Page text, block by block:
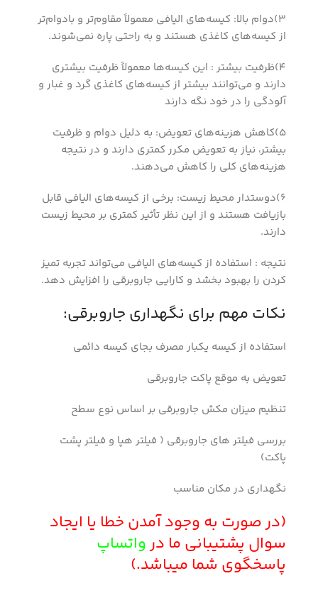
3)دوام بالا: کیسه‌های الیافی معمولاً مقاوم‌تر و بادوام‌تر
از کیسه‌های کاغذی هستند و به راحتی پاره نمی‌شوند.
4)ظرفیت بیشتر : این کیسه‌ها معمولاً ظرفیت بیشتری
دارند و می‌توانند بیشتر از کیسه‌های کاغذی گرد و غبار و
آلودگی را در خود نگه دارند
5)کاهش هزینه‌های تعویض: به دلیل دوام و ظرفیت
بیشتر، نیاز به تعویض مکرر کمتری دارند و در نتیجه
هزینه‌های کلی را کاهش می‌دهند.
6)دوستدار محیط زیست: برخی از کیسه‌های الیافی قابل
بازیافت هستند و از این نظر تأثیر کمتری بر محیط زیست
دارند.
نتیجه : استفاده از کیسه‌های الیافی می‌تواند تجربه تمیز
کردن را بهبود بخشد و کارایی جاروبرقی را افزایش دهد.
نکات مهم برای نگهداری جاروبرقی:
استفاده از کیسه یکبار مصرف بجای کیسه دائمی
تعویض به موقع پاکت جاروبرقی
تنظیم میزان مکش جاروبرقی بر اساس نوع سطح
بررسی فیلتر های جاروبرقی ( فیلتر هپا و فیلتر پشت
پاکت)
نگهداری در مکان مناسب
(در صورت به وجود آمدن خطا یا ایجاد
سوال پشتیبانی ما درواتساپ
پاسخگوی شما میباشد.)